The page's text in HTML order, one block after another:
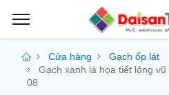
Cửa hàng
Gạch ốp lát
Gạch xanh lá họa tiết lông
08